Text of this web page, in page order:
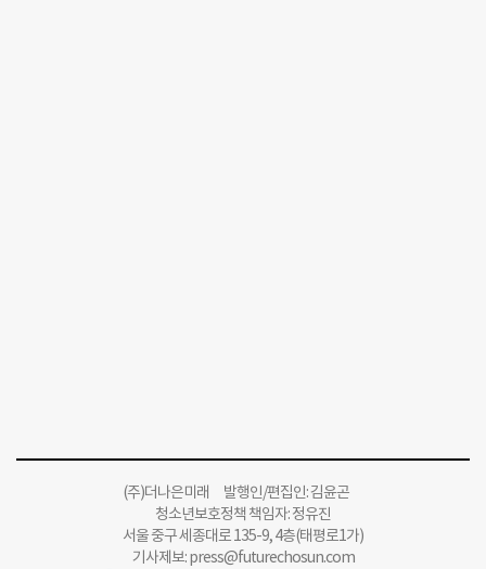
(주)더나은미래 발행인/편집인: 김윤곤
청소년보호정책 책임자: 정유진
서울 중구 세종대로 135-9, 4층(태평로1가)
기사제보:press@futurechosun.com